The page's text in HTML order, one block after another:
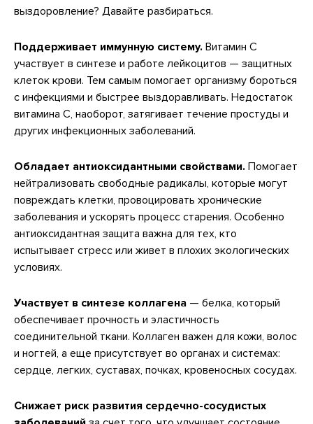
выздоровление? Давайте разбираться.
Поддерживает иммунную систему. Витамин C
участвует в синтезе и работе лейкоцитов — защитных
клеток крови. Тем самым помогает организму бороться
с инфекциями и быстрее выздоравливать. Недостаток
витамина С, наоборот, затягивает течение простуды и
других инфекционных заболеваний.
Обладает антиоксидантными свойствами. Помогает
нейтрализовать свободные радикалы, которые могут
повреждать клетки, провоцировать хронические
заболевания и ускорять процесс старения. Особенно
антиоксидантная защита важна для тех, кто
испытывает стресс или живет в плохих экологических
условиях.
Участвует в синтезе коллагена — белка, который
обеспечивает прочность и эластичность
соединительной ткани. Коллаген важен для кожи, волос
и ногтей, а еще присутствует во органах и системах:
сердце, легких, суставах, почках, кровеносных сосудах.
Снижает риск развития сердечно-сосудистых